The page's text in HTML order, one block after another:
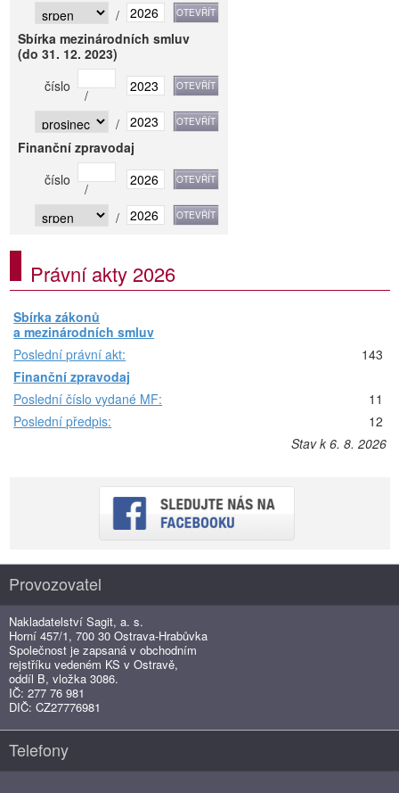
/
Sbírka mezinárodních smluv
(do 31. 12. 2023)
číslo
/
/
Finanční zpravodaj
číslo
/
/
Právní akty 2026
Sbírka zákonů
a mezinárodních smluv
Poslední právní akt:
143
Finanční zpravodaj
Poslední číslo vydané MF:
11
Poslední předpis:
12
Stav k 6. 8. 2026
Provozovatel
Nakladatelství Sagit, a. s.
Horní 457/1, 700 30 Ostrava-Hrabůvka
Společnost je zapsaná v obchodním
rejstříku vedeném KS v Ostravě,
oddíl B, vložka 3086.
IČ: 277 76 981
DIČ: CZ27776981
Telefony